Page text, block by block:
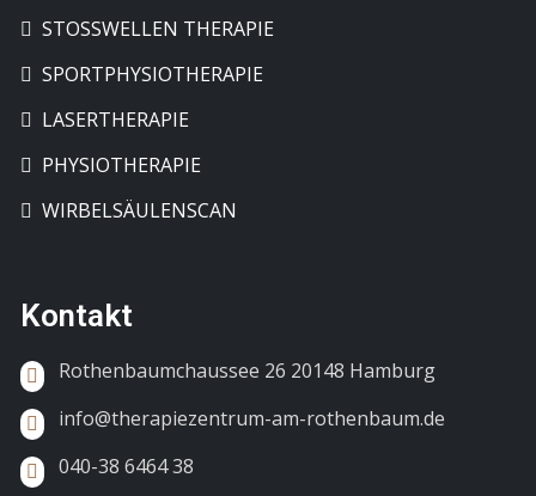
STOSSWELLEN THERAPIE
SPORTPHYSIOTHERAPIE
LASERTHERAPIE
PHYSIOTHERAPIE
WIRBELSÄULENSCAN
Kontakt
Rothenbaumchaussee 26 20148 Hamburg
info@therapiezentrum-am-rothenbaum.de
040-38 6464 38